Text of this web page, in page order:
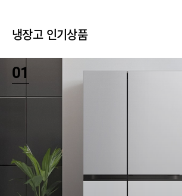
냉장고 인기상품
01